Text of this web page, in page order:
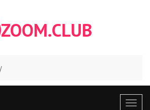
ZOOM.CLUB